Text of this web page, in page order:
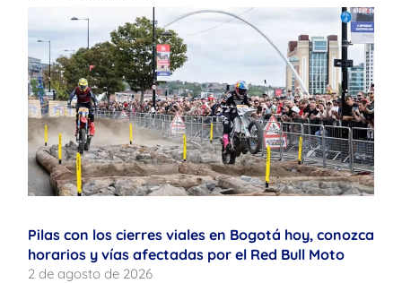
Pilas con los cierres viales en Bogotá hoy, conozca
horarios y vías afectadas por el Red Bull Moto
2 de agosto de 2026